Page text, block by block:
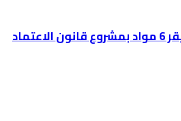
#مجلس_النواب يُقر 6 مواد بمشروع قانون الاعتماد